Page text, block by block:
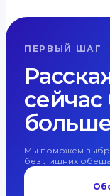
ПЕРВЫЙ ШАГ
Мы поможем
без лишних